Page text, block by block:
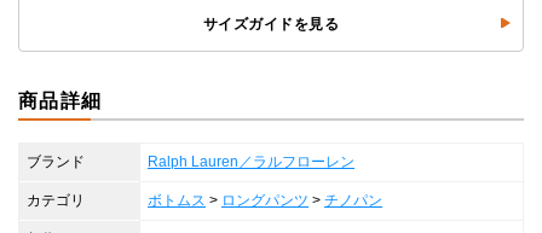
サイズガイドを見る
商品詳細
ブランド Ralph Lauren／ラルフローレン
カテゴリ ボトムス > ロングパンツ > チノパン